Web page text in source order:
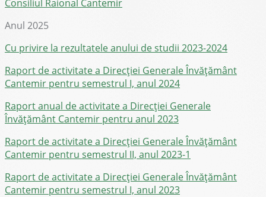
Consiliul Raional Cantemir
Anul 2025
Cu privire la rezultatele anului de studii 2023-2024
Raport de activitate a Direcției Generale Învățământ
Cantemir pentru semestrul I, anul 2024
Raport anual de activitate a Direcției Generale
Învățământ Cantemir pentru anul 2023
Raport de activitate a Direcției Generale Învățământ
Cantemir pentru semestrul II, anul 2023-1
Raport de activitate a Direcției Generale Învățământ
Cantemir pentru semestrul I, anul 2023